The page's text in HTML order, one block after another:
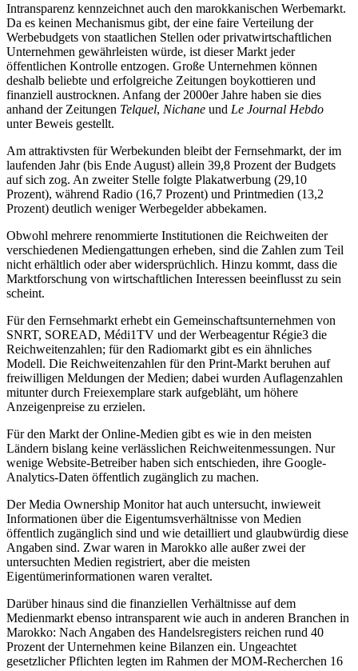
Intransparenz kennzeichnet auch den marokkanischen Werbemarkt.
Da es keinen Mechanismus gibt, der eine faire Verteilung der
Werbebudgets von staatlichen Stellen oder privatwirtschaftlichen
Unternehmen gewährleisten würde, ist dieser Markt jeder
öffentlichen Kontrolle entzogen. Große Unternehmen können
deshalb beliebte und erfolgreiche Zeitungen boykottieren und
finanziell austrocknen. Anfang der 2000er Jahre haben sie dies
anhand der Zeitungen Telquel, Nichane und Le Journal Hebdo
unter Beweis gestellt.
Am attraktivsten für Werbekunden bleibt der Fernsehmarkt, der im
laufenden Jahr (bis Ende August) allein 39,8 Prozent der Budgets
auf sich zog. An zweiter Stelle folgte Plakatwerbung (29,10
Prozent), während Radio (16,7 Prozent) und Printmedien (13,2
Prozent) deutlich weniger Werbegelder abbekamen.
Obwohl mehrere renommierte Institutionen die Reichweiten der
verschiedenen Mediengattungen erheben, sind die Zahlen zum Teil
nicht erhältlich oder aber widersprüchlich. Hinzu kommt, dass die
Marktforschung von wirtschaftlichen Interessen beeinflusst zu sein
scheint.
Für den Fernsehmarkt erhebt ein Gemeinschaftsunternehmen von
SNRT, SOREAD, Médi1TV und der Werbeagentur Régie3 die
Reichweitenzahlen; für den Radiomarkt gibt es ein ähnliches
Modell. Die Reichweitenzahlen für den Print-Markt beruhen auf
freiwilligen Meldungen der Medien; dabei wurden Auflagenzahlen
mitunter durch Freiexemplare stark aufgebläht, um höhere
Anzeigenpreise zu erzielen.
Für den Markt der Online-Medien gibt es wie in den meisten
Ländern bislang keine verlässlichen Reichweitenmessungen. Nur
wenige Website-Betreiber haben sich entschieden, ihre Google-
Analytics-Daten öffentlich zugänglich zu machen.
Der Media Ownership Monitor hat auch untersucht, inwieweit
Informationen über die Eigentumsverhältnisse von Medien
öffentlich zugänglich sind und wie detailliert und glaubwürdig diese
Angaben sind. Zwar waren in Marokko alle außer zwei der
untersuchten Medien registriert, aber die meisten
Eigentümerinformationen waren veraltet.
Darüber hinaus sind die finanziellen Verhältnisse auf dem
Medienmarkt ebenso intransparent wie auch in anderen Branchen in
Marokko: Nach Angaben des Handelsregisters reichen rund 40
Prozent der Unternehmen keine Bilanzen ein. Ungeachtet
gesetzlicher Pflichten legten im Rahmen der MOM-Recherchen 16